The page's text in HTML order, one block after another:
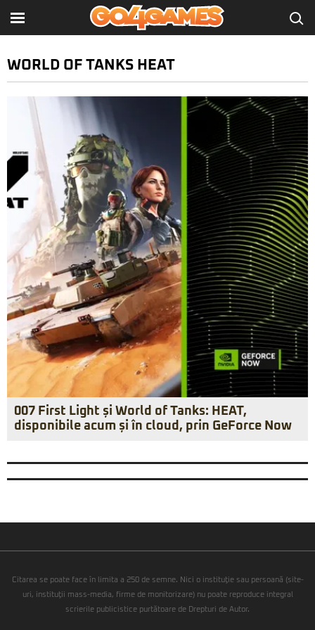
WORLD OF TANKS HEAT
007 First Light și World of Tanks: HEAT,
disponibile acum și în cloud, prin GeForce Now
Citarea se poate face în limita a 250 de semne. Nici o instituţie sau persoană (site-
uri, instituţii mass-media, firme de monitorizare) nu poate reproduce integral
scrierile publicistice purtătoare de Drepturi de Autor.